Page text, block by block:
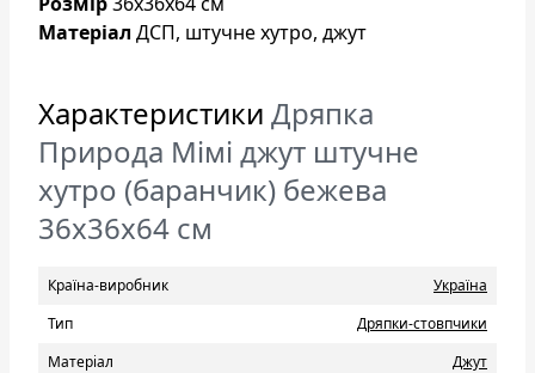
Матеріал ДСП, штучне хутро, джут
Характеристики Дряпка
Природа Мімі джут штучне
хутро (баранчик) бежева
36x36x64 см
Країна-виробник
Україна
Тип
Дряпки-стовпчики
Матеріал
Джут